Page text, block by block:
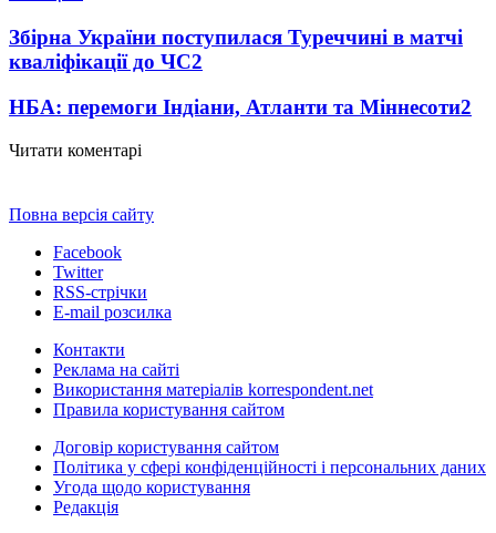
Збірна України поступилася Туреччині в матчі
кваліфікації до ЧС2
НБА: перемоги Індіани, Атланти та Міннесоти2
Читати коментарі
Повна версія сайту
Facebook
Twitter
RSS-стрічки
E-mail розсилка
Контакти
Реклама на сайті
Використання матеріалів korrespondent.net
Правила користування сайтом
Договір користування сайтом
Політика у сфері конфіденційності і персональних даних
Угода щодо користування
Редакція